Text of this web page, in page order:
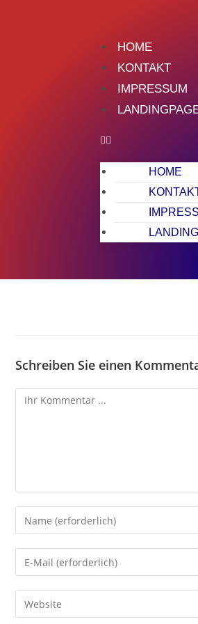
HOME
KONTAKT
IMPRESSUM
HOME
Schreiben Sie einen